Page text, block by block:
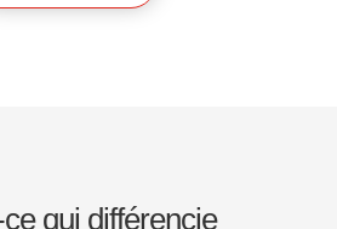
qui différencie